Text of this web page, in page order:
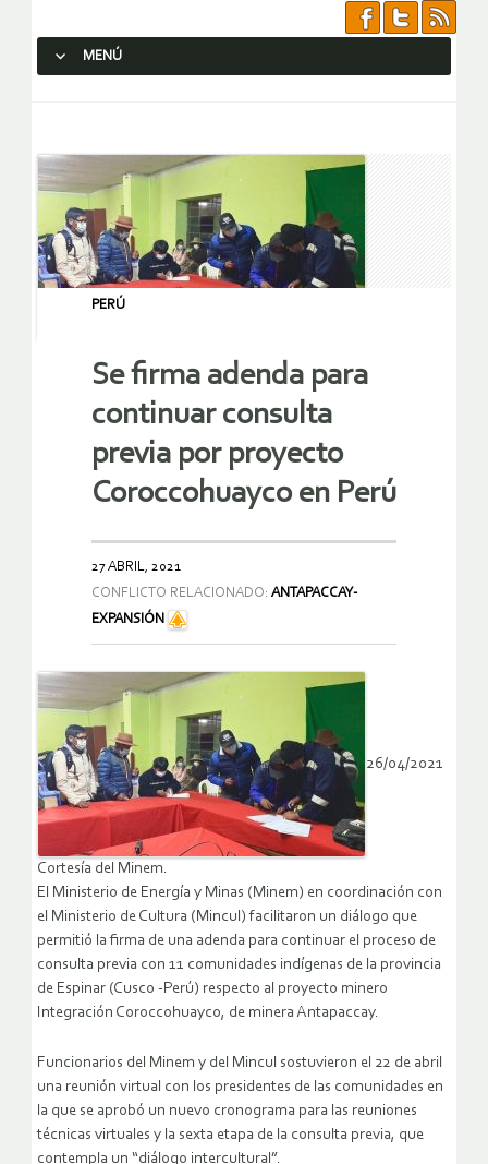
MENÚ
PERÚ
Se firma adenda para
continuar consulta
previa por proyecto
Coroccohuayco en Perú
27 ABRIL, 2021
CONFLICTO RELACIONADO: ANTAPACCAY-
EXPANSIÓN
26/04/2021
Cortesía del Minem.
El Ministerio de Energía y Minas (Minem) en coordinación con
el Ministerio de Cultura (Mincul) facilitaron un diálogo que
permitió la firma de una adenda para continuar el proceso de
consulta previa con 11 comunidades indígenas de la provincia
de Espinar (Cusco -Perú) respecto al proyecto minero
Integración Coroccohuayco, de minera Antapaccay.
Funcionarios del Minem y del Mincul sostuvieron el 22 de abril
una reunión virtual con los presidentes de las comunidades en
la que se aprobó un nuevo cronograma para las reuniones
técnicas virtuales y la sexta etapa de la consulta previa, que
contempla un “diálogo intercultural”.